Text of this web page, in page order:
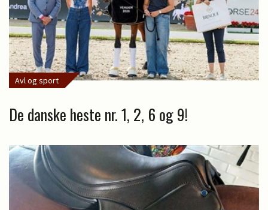
Avl og sport
De danske heste nr. 1, 2, 6 og 9!